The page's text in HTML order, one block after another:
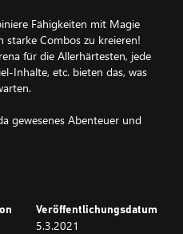
Fähigkeiten mit Magie
starke Combos zu kreieren!
für die Allerhärtesten, jede
Inhalte, etc. bieten das, was
gewesenes Abenteuer und
Veröffentlichungsdatum
5.3.2021